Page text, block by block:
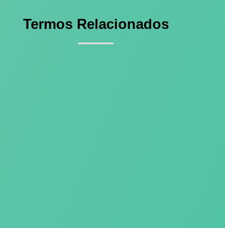
Termos Relacionados